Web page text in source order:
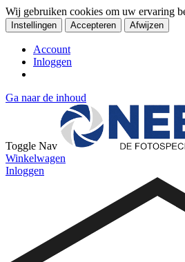
Wij gebruiken cookies om uw ervaring
Instellingen Accepteren Afwijzen
Account
Inloggen
Ga naar de inhoud
Toggle Nav
Winkelwagen
Inloggen